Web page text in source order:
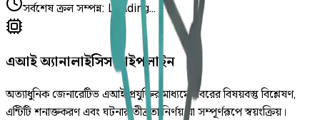
সর্বশেষ ক্রল সম্পন্ন: Loading...
এআই অ্যানালাইসিস পাইপলাইন
অত্যাধুনিক জেনারেটিভ এআই প্রযুক্তির মাধ্যমে খবরের বিষয়বস্তু বিশ্লেষণ,
এন্টিটি শনাক্তকরণ এবং ঘটনার তীব্রতা নির্ণয় যা সম্পূর্ণরূপে স্বয়ংক্রিয়।